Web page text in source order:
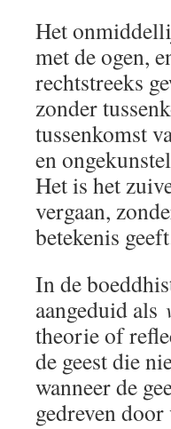
Het
met de ogen,
rechtstreeks
zonder
tussenkomst
en
Het is het
vergaan,
betekenis
In de
aangeduid als
theorie of
de geest die
wanneer de
gedreven